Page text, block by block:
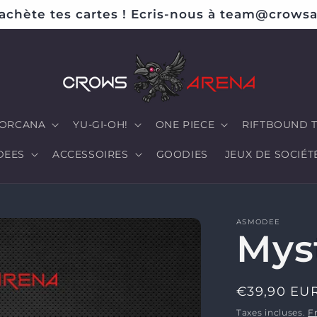
tes cartes ! Ecris-nous à
YU-GI-OH! ONE PIECE RIFTBOUND
ACCESSOIRES GOODIES JEUX DE
ASMODEE
Prix
habituel
€39,90
Taxes incluses.